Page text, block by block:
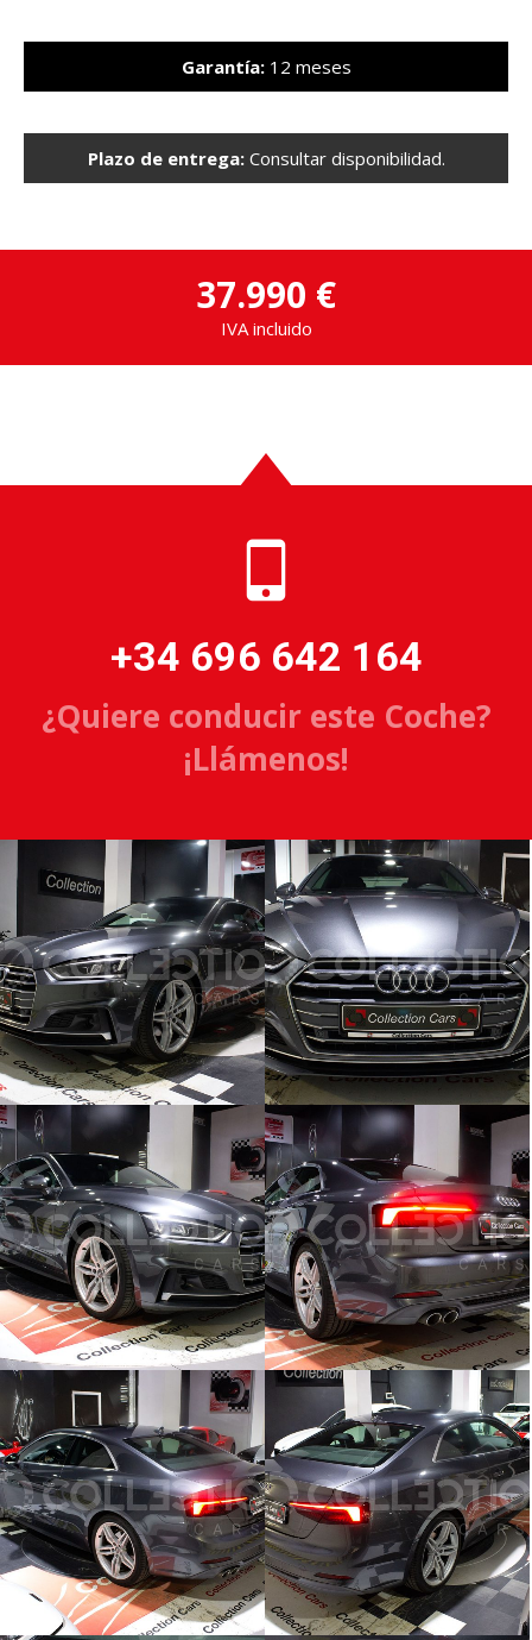
Garantía:12 meses
Plazo de entrega:Consultar disponibilidad.
37.990 €
IVA incluido
+34 696 642 164
¿Quiere conducir este Coche?
¡Llámenos!